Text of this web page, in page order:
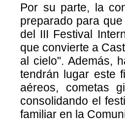
Por su parte, la
preparado para
del III Festival
que convierte a
al cielo". Además,
tendrán lugar este
aéreos, cometas
consolidando el
familiar en la